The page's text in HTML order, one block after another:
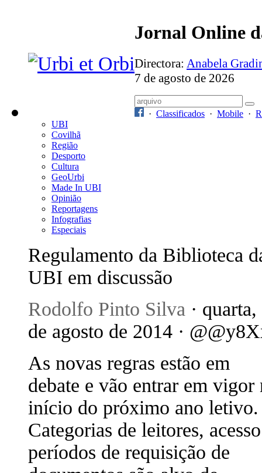
Jornal Online
Directora: Anabela
7 de agosto de 2026
· Classificados · Mobile ·
UBI
Covilhã
Região
Desporto
Cultura
GeoUrbi
Made In UBI
Opinião
Reportagens
Infografias
Especiais
Regulamento da Biblioteca
UBI em discussão
Rodolfo Pinto Silva ·
de agosto de 2014 ·
As novas regras estão em
debate e vão entrar em vigor
início do próximo ano letivo.
Categorias de leitores,
períodos de requisição de